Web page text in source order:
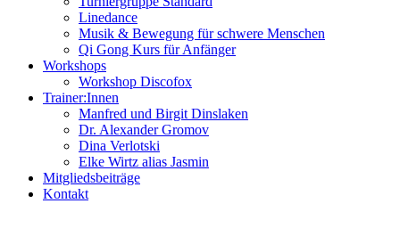
Linedance
Musik & Bewegung für schwere Menschen​
Qi Gong Kurs für Anfänger
Workshops
Workshop Discofox
Trainer:Innen
Manfred und Birgit Dinslaken
Dr. Alexander Gromov
Dina Verlotski
Elke Wirtz alias Jasmin
Mitgliedsbeiträge
Kontakt